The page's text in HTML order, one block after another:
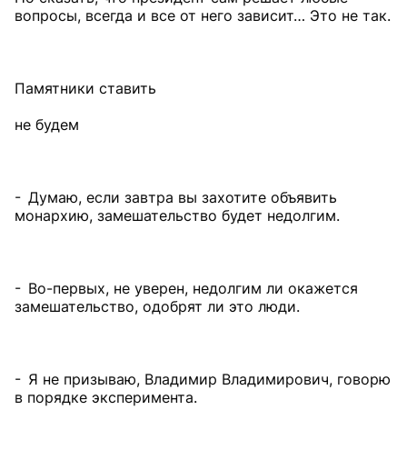
вопросы, всегда и все от него зависит… Это не так.
Памятники ставить
не будем
- Думаю, если завтра вы захотите объявить
монархию, замешательство будет недолгим.
- Во-первых, не уверен, недолгим ли окажется
замешательство, одобрят ли это люди.
- Я не призываю, Владимир Владимирович, говорю
в порядке эксперимента.